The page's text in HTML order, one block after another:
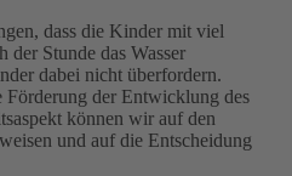
dass die Kinder mit viel
der Stunde das Wasser
dabei nicht überfordern.
Förderung der Entwicklung des
können wir auf den
und auf die Entscheidung